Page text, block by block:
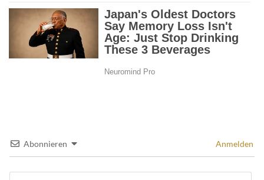
Abonnieren Anmelden